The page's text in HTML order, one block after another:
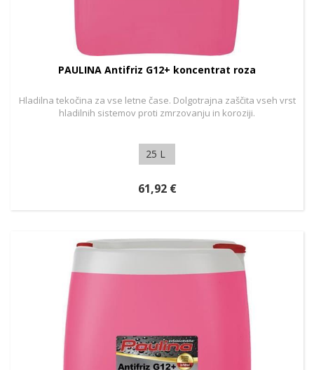
PAULINA Antifriz G12+ koncentrat roza
Hladilna tekočina za vse letne čase. Dolgotrajna zaščita vseh vrst
hladilnih sistemov proti zmrzovanju in koroziji.
25 L
61,92 €